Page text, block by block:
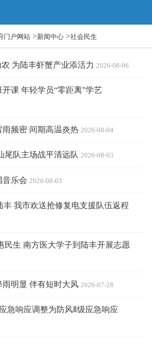
门户网站>新闻中心>社会民生
为陆丰虾蟹产业添活力 2026-08-06
课 年轻学员“零距离”学艺
频密 间期高温炎热 2026-08-04
尾队主场战平清远队 2026-08-03
音乐会 2026-08-03
丰 我市欢送抢修复电支援队伍返程
民生 南方医大学子到陆丰开展志愿
明显 伴有短时大风 2026-07-28
急响应调整为防风Ⅱ级应急响应